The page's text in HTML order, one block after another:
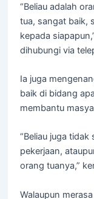
“Beliau adalah
tua, sangat baik,
kepada
dihubungi via
Ia juga
baik di bidang
membantu
“Beliau juga
pekerjaan,
orang tuanya,”
Walaupun